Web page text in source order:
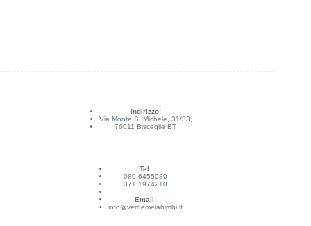
Indirizzo:
Via Monte S. Michele, 31/33,
76011 Bisceglie BT
Tel:
080 6455080
371 1974210
Email:
info@verdemelabimbi.it